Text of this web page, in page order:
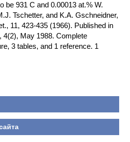
be 931 C and 0.00013 at.% W.
Tschetter, and K.A. Gschneidner,
11, 423-435 (1966). Published in
4(2), May 1988. Complete
3 tables, and 1 reference. 1